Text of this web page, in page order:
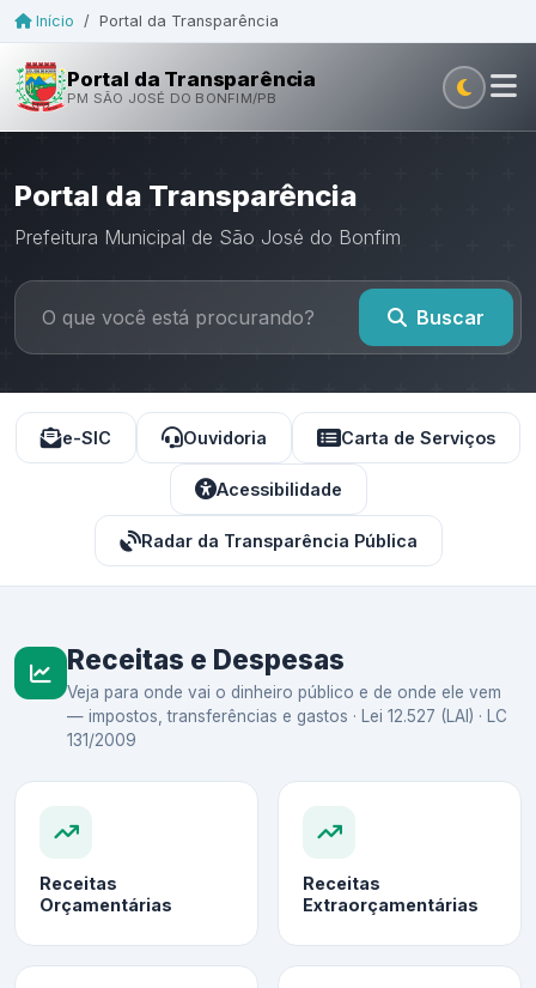
Início / Portal da Transparência
Portal da Transparência
PM SÃO JOSÉ DO BONFIM/PB
Portal da Transparência
Prefeitura Municipal de São José do Bonfim
Buscar
e-SIC Ouvidoria Carta de Serviços
Acessibilidade
Radar da Transparência Pública
Receitas e Despesas
Veja para onde vai o dinheiro público e de onde ele vem
— impostos, transferências e gastos · Lei 12.527 (LAI) · LC
131/2009
Receitas
Orçamentárias
Receitas
Extraorçamentárias